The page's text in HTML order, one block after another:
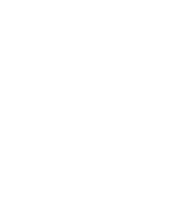
Park 假日公園設有允許攜帶寵物
外，季節性歡迎攜帶寵物狗。只能